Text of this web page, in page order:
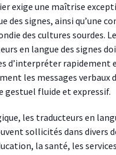
exige une maîtrise
des signes, ainsi qu’une
des cultures sourdes.
en langue des signes
d’interpréter rapidement
les messages verbaux
gestuel fluide et expressif.
les traducteurs en
sollicités dans divers
la santé, les